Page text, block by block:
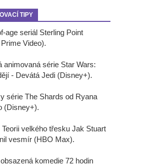
TIPY
age seriál Sterling Point
Video).
animovaná série Star Wars:
- Devátá Jedi (Disney+).
série The Shards od Ryana
(Disney+).
Teorii velkého třesku Jak Stuart
vesmír (HBO Max).
komedie 72 hodin